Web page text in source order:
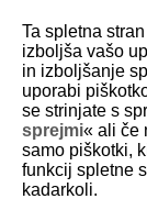
D101-071
Popravek
Popravek
Ta spletna
izboljša vašo
in izboljšanje
uporabi
se strinjate s
sprejmi« ali če
samo piškotki,
funkcij spletne
kadarkoli.